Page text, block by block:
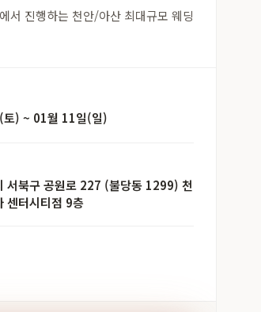
서 진행하는 천안/아산 최대규모 웨딩
) ~ 01월 11일(일)
서북구 공원로 227 (불당동 1299) 천
센터시티점 9층